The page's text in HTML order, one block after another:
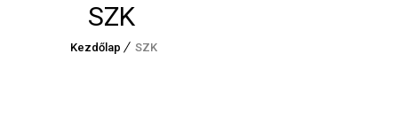
SZK
Kezdőlap SZK